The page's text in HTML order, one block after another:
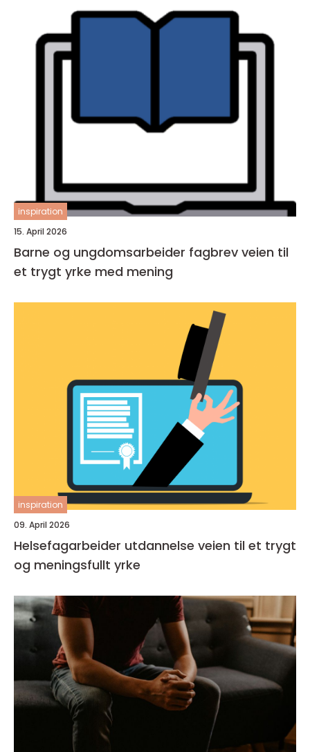
inspiration
15. April 2026
Barne og ungdomsarbeider fagbrev veien til
et trygt yrke med mening
inspiration
09. April 2026
Helsefagarbeider utdannelse veien til et trygt
og meningsfullt yrke